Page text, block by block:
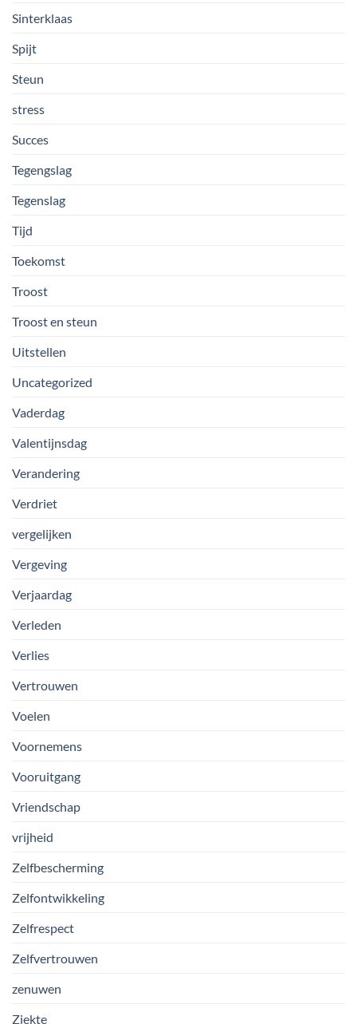
Sinterklaas
Spijt
Steun
stress
Succes
Tegengslag
Tegenslag
Tijd
Toekomst
Troost
Troost en steun
Uitstellen
Uncategorized
Vaderdag
Valentijnsdag
Verandering
Verdriet
vergelijken
Vergeving
Verjaardag
Verleden
Verlies
Vertrouwen
Voelen
Voornemens
Vooruitgang
Vriendschap
vrijheid
Zelfbescherming
Zelfontwikkeling
Zelfrespect
Zelfvertrouwen
zenuwen
Ziekte